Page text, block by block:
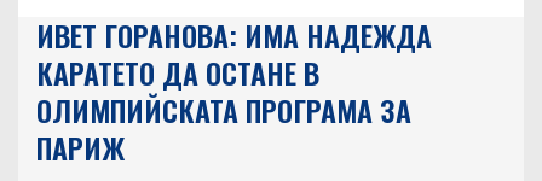
ИВЕТ ГОРАНОВА: ИМА НАДЕЖДА
КАРАТЕТО ДА ОСТАНЕ В
ОЛИМПИЙСКАТА ПРОГРАМА ЗА
ПАРИЖ